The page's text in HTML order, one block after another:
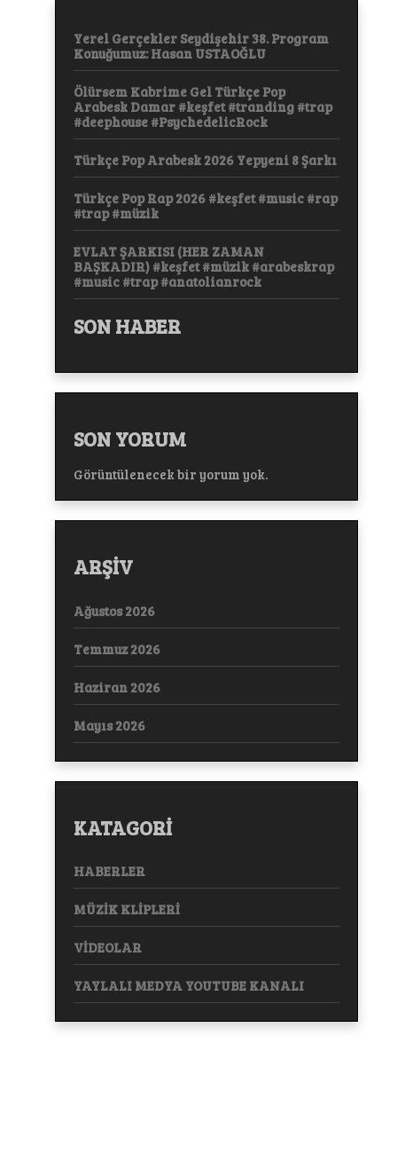
Yerel Gerçekler Seydişehir 38. Program
Konuğumuz: Hasan USTAOĞLU
Ölürsem Kabrime Gel Türkçe Pop
Arabesk Damar #keşfet #tranding #trap
#deephouse #PsychedelicRock
Türkçe Pop Arabesk 2026 Yepyeni 8 Şarkı
Türkçe Pop Rap 2026 #keşfet #music #rap
#trap #müzik
EVLAT ŞARKISI (HER ZAMAN
BAŞKADIR) #keşfet #müzik #arabeskrap
#music #trap #anatolianrock
SON HABER
SON YORUM
Görüntülenecek bir yorum yok.
ARŞİV
Ağustos 2026
Temmuz 2026
Haziran 2026
Mayıs 2026
KATAGORİ
HABERLER
MÜZİK KLİPLERİ
VİDEOLAR
YAYLALI MEDYA YOUTUBE KANALI